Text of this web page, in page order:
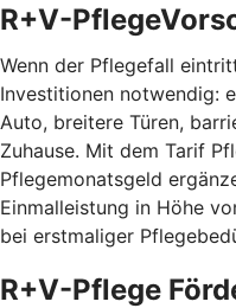
R+V-
Wenn der Pflegefall
Investitionen notwendig:
Auto, breitere Türen,
Zuhause. Mit dem Tarif
Pflegemonatsgeld
Einmalleistung in Höhe
bei erstmaliger
R+V-Pflege